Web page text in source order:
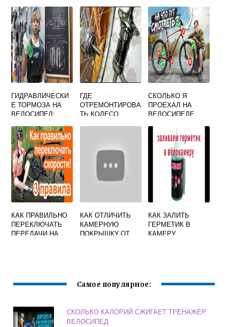
ГИДРАВЛИЧЕСКИ
Е ТОРМОЗА НА
ВЕЛОСИПЕД:
ВИДЫ,
ОБСЛУЖИВАНИЕ
И РЕМОНТ
ГДЕ
ОТРЕМОНТИРОВА
ТЬ КОЛЕСО
СКОЛЬКО Я
ПРОЕХАЛ НА
ВЕЛОСИПЕДЕ
КАК ПРАВИЛЬНО
ПЕРЕКЛЮЧАТЬ
ПЕРЕДАЧИ НА
КАК ОТЛИЧИТЬ
КАМЕРНУЮ
ПОКРЫШКУ ОТ
КАК ЗАЛИТЬ
ГЕРМЕТИК В
КАМЕРУ
Самое популярное:
СКОЛЬКО КАЛОРИЙ СЖИГАЕТ ТРЕНАЖЕР
ВЕЛОСИПЕД